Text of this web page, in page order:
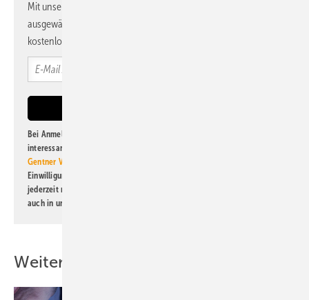
Mit unserem Newsletter erhalten Sie regelmäßig von uns
ausgewählte Informationen und Neuigkeiten, gebündelt und
kostenlos direkt ins Postfach.
Bei Anmeldung zu diesem Newsletter bin ich damit einverstanden, über
interessante Verlags- und Online-Angebote
Gentner Verlag GmbH & Co. KG
Einwilligung kann ich jederzeit widerrufen und eine Abmeldung ist
jederzeit möglich. Informationen zum Umgang mit Daten finden Sie
auch in unserer
Weitere Inhalte